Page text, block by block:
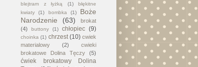
blejtram z łyżką (1)
błękitne
kwiaty
(1) bombka (1)
Boże
Narodzenie
(63)
brokat
(4)
buttony (1) chłopiec (9)
choinka (1) chrzest (10) cwiek
materialowy
(2)
cwieki
brokatowe Dolina Tęczy
(5)
ćwiek brokatowy Dolina